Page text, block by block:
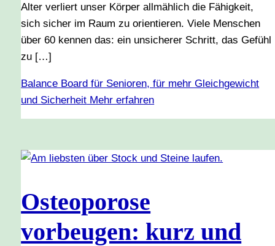
Alter verliert unser Körper allmählich die Fähigkeit,
sich sicher im Raum zu orientieren. Viele Menschen
über 60 kennen das: ein unsicherer Schritt, das Gefühl
zu […]
Balance Board für Senioren, für mehr Gleichgewicht
und Sicherheit Mehr erfahren
Osteoporose
vorbeugen: kurz und